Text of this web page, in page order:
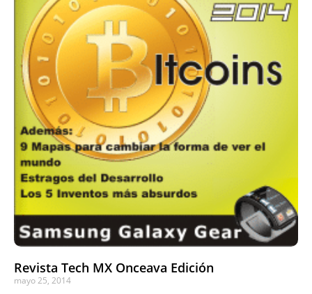
Revista Tech MX Onceava Edición
mayo 25, 2014